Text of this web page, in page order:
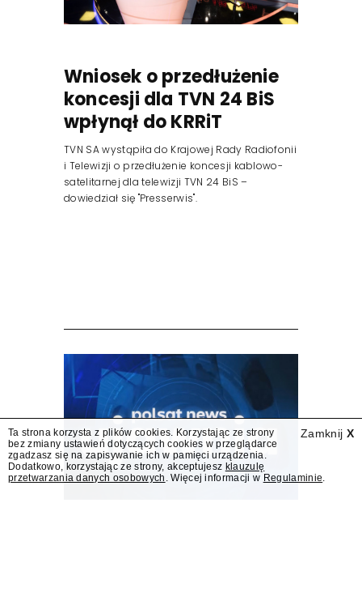
koncesji dla TVN 24 BiS
wpłynął do KRRiT
TVN SA wystąpiła do Krajowej Rady Radiofonii
i Telewizji o przedłużenie koncesji kablowo-
satelitarnej dla telewizji TVN 24 BiS –
dowiedział się "Presserwis".
Zamknij X
Ta strona korzysta z plików cookies. Korzystając ze strony
bez zmiany ustawień dotyczących cookies w przeglądarce
zgadzasz się na zapisywanie ich w pamięci urządzenia.
Dodatkowo, korzystając ze strony, akceptujesz klauzulę
przetwarzania danych osobowych . Więcej informacji w Regulaminie.